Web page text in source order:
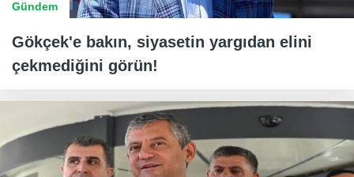
Gündem
Gökçek'e bakın, siyasetin yargıdan elini
çekmediğini görün!